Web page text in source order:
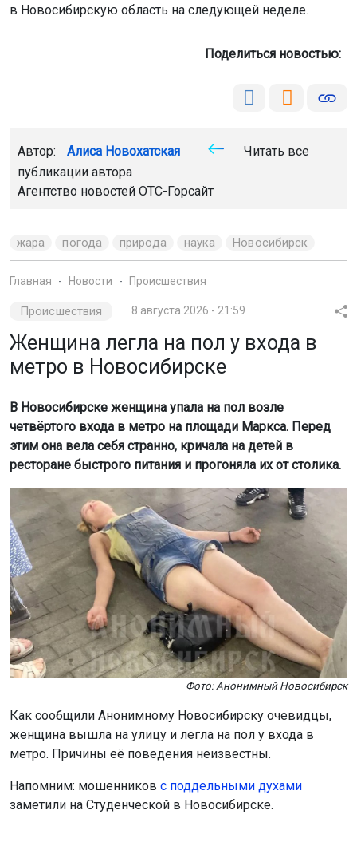
в Новосибирскую область на следующей неделе.
Поделиться новостью:
Автор: Алиса Новохатская
Читать все
публикации автора
Агентство новостей ОТС-Горсайт
жара погода природа наука Новосибирск
Главная Новости Происшествия
Происшествия 8 августа 2026 - 21:59
Женщина легла на пол у входа в
метро в Новосибирске
В Новосибирске женщина упала на пол возле
четвёртого входа в метро на площади Маркса. Перед
этим она вела себя странно, кричала на детей в
ресторане быстрого питания и прогоняла их от столика.
Фото: Анонимный Новосибирск
Как сообщили Анонимному Новосибирску очевидцы,
женщина вышла на улицу и легла на пол у входа в
метро. Причины её поведения неизвестны.
Напомним: мошенников с поддельными духами
заметили на Студенческой в Новосибирске.